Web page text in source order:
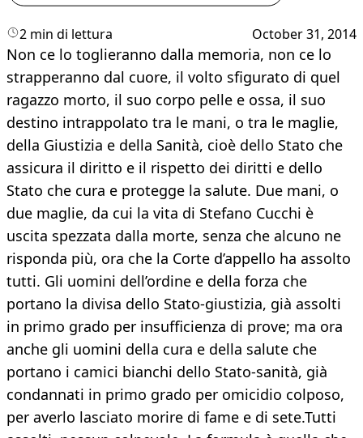
2 min di lettura October 31, 2014
Non ce lo toglieranno dalla memoria, non ce lo
strapperanno dal cuore, il volto sfigurato di quel
ragazzo morto, il suo corpo pelle e ossa, il suo
destino intrappolato tra le mani, o tra le maglie,
della Giustizia e della Sanità, cioè dello Stato che
assicura il diritto e il rispetto dei diritti e dello
Stato che cura e protegge la salute. Due mani, o
due maglie, da cui la vita di Stefano Cucchi è
uscita spezzata dalla morte, senza che alcuno ne
risponda più, ora che la Corte d’appello ha assolto
tutti. Gli uomini dell’ordine e della forza che
portano la divisa dello Stato-giustizia, già assolti
in primo grado per insufficienza di prove; ma ora
anche gli uomini della cura e della salute che
portano i camici bianchi dello Stato-sanità, già
condannati in primo grado per omicidio colposo,
per averlo lasciato morire di fame e di sete.Tutti